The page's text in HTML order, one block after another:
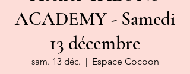
ACADEMY - Samedi
13 décembre
sam. 13 déc.
  |
Espace Cocoon